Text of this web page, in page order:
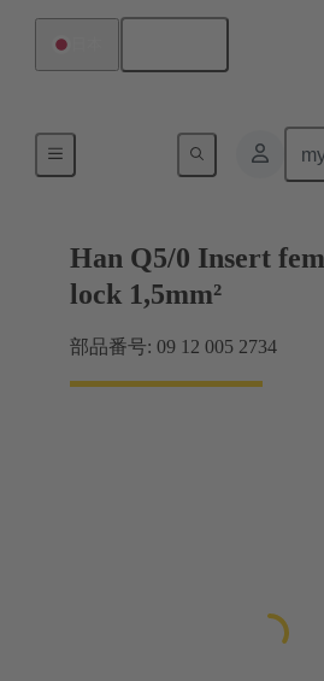
Han Q5/0 Insert
lock 1,5mm²
部品番号: 09 12 005 2734